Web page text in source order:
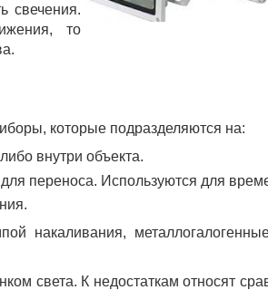
свечения.
то
которые подразделяются на:
внутри объекта.
переноса. Используются для
накаливания,
света. К недостаткам относят